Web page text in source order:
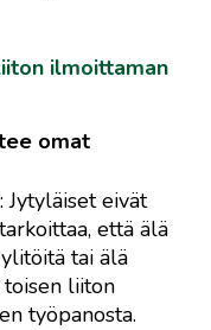
ilmoittaman
omat
: Jytyläiset eivät
että älä
tai älä
toisen liiton
työpanosta.